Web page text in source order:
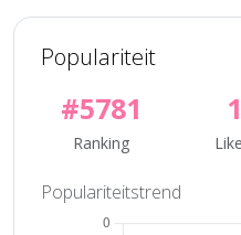
Populariteit
#5781
Ranking
Populariteitstrend